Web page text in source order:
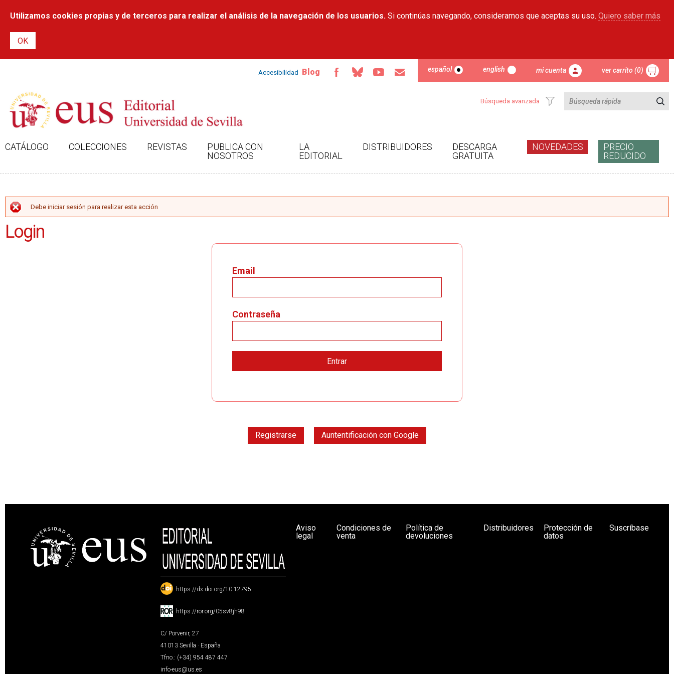
contenido
Utilizamos cookies propias y de terceros para realizar el análisis de la navegación de los usuarios. Si continúas navegando, consideramos que aceptas su uso. Quiero saber más
Accesibilidad Blog español english mi cuenta ver carrito (0)
Búsqueda avanzada
CATÁLOGO COLECCIONES REVISTAS
PUBLICA CON
NOSOTROS
LA
EDITORIAL
DISTRIBUIDORES
DESCARGA
GRATUITA
NOVEDADES
PRECIO
REDUCIDO
MENSAJE DE ERROR
Debe iniciar sesión para realizar esta acción
Login
Email
Contraseña
Registrarse Auntentificación con Google
: https://dx.doi.org/10.12795
: https://ror.org/05sv8jh98
C/ Porvenir, 27
41013 Sevilla · España
Tfno.: (+34) 954 487 447
info-eus@us.es
Aviso
legal
Condiciones de
venta
Política de
devoluciones
Distribuidores
Protección de
datos
Suscríbase